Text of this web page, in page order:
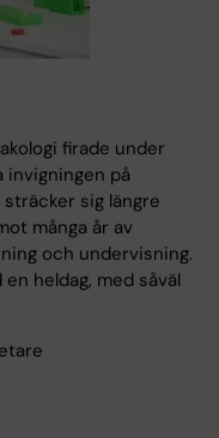
firade under
invigningen på
sträcker sig längre
många år av
och undervisning.
heldag, med såväl